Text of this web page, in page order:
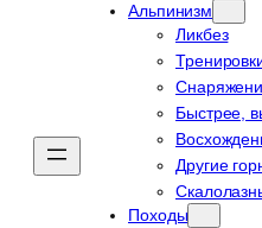
Альпинизм
Ликбез
Быстрее,
Другие
Походы